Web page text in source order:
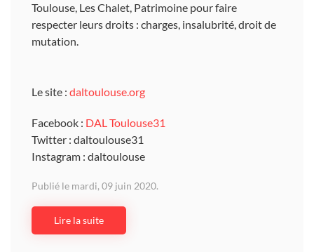
Toulouse, Les Chalet, Patrimoine pour faire
respecter leurs droits : charges, insalubrité, droit de
mutation.
Le site : daltoulouse.org
Facebook : DAL Toulouse31
Twitter : daltoulouse31
Instagram : daltoulouse
Publié le mardi, 09 juin 2020.
Lire la suite